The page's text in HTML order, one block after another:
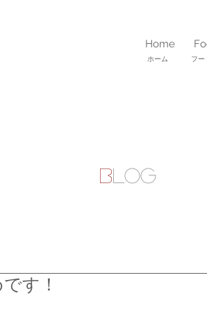
Home
ホーム フ
BLOG
す！